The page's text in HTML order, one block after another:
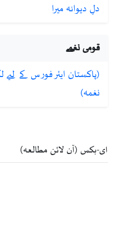
کہا وہ معیار کی بلندیوں کو
دلِ دیوانہ میرا
قومی نغمے
(پاکستان ایئر فورس کے
نغمہ)
ای-بکس (آن لائن مطالعہ)